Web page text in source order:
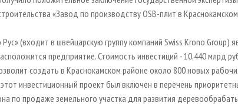
«Завод по производству OSB-плит в
(входит в швейцарскую группу компаний Swiss Krono Group)
предприятие. Стоимость инвестиций - 10,440 млрд
создать в Краснокамском районе около 800 новых
инвестиционный проект был включен в перечень
по продаже земельного участка для развития